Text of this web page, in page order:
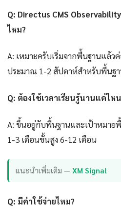
Q: Directus CMS
ไหม?
A: เหมาะครับเริ่มจากพื้นฐานแล้ว
ประมาณ 1-2 สัปดาห์สำหรับพื้นฐ
Q: ต้องใช้เวลาเรียนรู้นานแค่ไห
A: ขึ้นอยู่กับพื้นฐานและเป้าหมาย
1-3 เดือนขั้นสูง 6-12 เดือน
แนะนำเพิ่มเติม —XM Signal
Q: มีค่าใช้จ่ายไหม?